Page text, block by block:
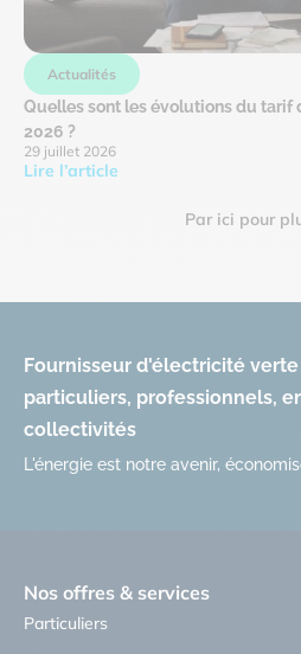
Actualités
Quelles sont les évolutions du tarif
2026 ?
29 juillet 2026
Lire l’article
Par ici pour
Fournisseur d'électricité
particuliers, professionnels,
collectivités
L'énergie est notre avenir,
Nos offres & services
Particuliers